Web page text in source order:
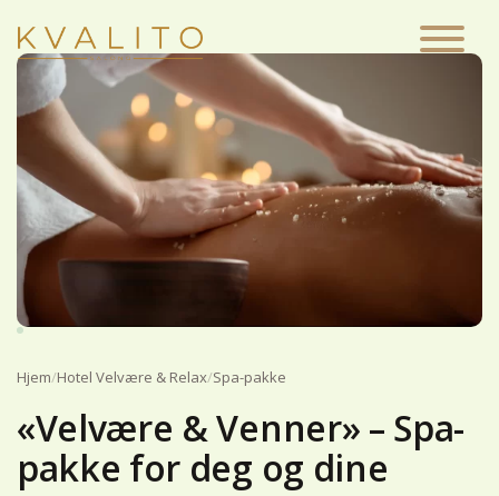
Main Navigation
Hjem/Hotel Velvære & Relax/Spa-pakke
«Velvære & Venner» – Spa-
pakke for deg og dine